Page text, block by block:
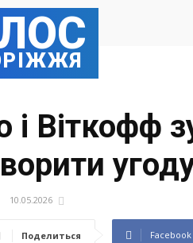
і Віткофф
10.05.2026
Поделиться Facebook